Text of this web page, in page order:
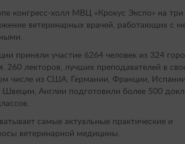
конгресс-холл МВЦ «Крокус Экспо» на
ветеринарных врачей, работающих с
приняли участие 6264 человек из 324
260 лекторов, лучших преподавателей в
числе из США, Германии, Франции,
Швеции, Англии подготовили более 500
самые актуальные практические и
ветеринарной медицины.